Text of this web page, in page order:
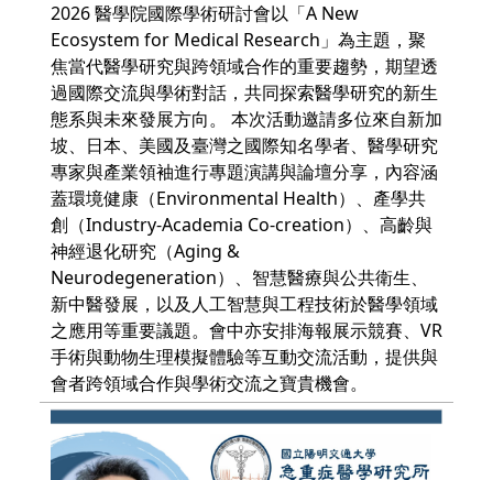
2026 醫學院國際學術研討會以「A New
Ecosystem for Medical Research」為主題，聚
焦當代醫學研究與跨領域合作的重要趨勢，期望透
過國際交流與學術對話，共同探索醫學研究的新生
態系與未來發展方向。 本次活動邀請多位來自新加
坡、日本、美國及臺灣之國際知名學者、醫學研究
專家與產業領袖進行專題演講與論壇分享，內容涵
蓋環境健康（Environmental Health）、產學共
創（Industry-Academia Co-creation）、高齡與
神經退化研究（Aging &
Neurodegeneration）、智慧醫療與公共衛生、
新中醫發展，以及人工智慧與工程技術於醫學領域
之應用等重要議題。會中亦安排海報展示競賽、VR
手術與動物生理模擬體驗等互動交流活動，提供與
會者跨領域合作與學術交流之寶貴機會。